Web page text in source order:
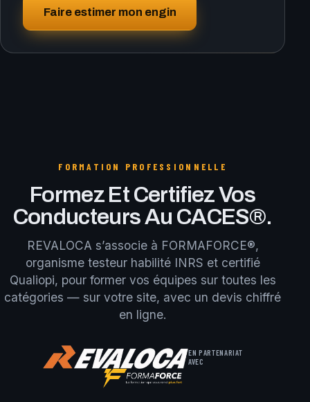
Faire estimer mon engin
FORMATION PROFESSIONNELLE
Formez Et Certifiez Vos
Conducteurs Au CACES®.
REVALOCA s’associe à FORMAFORCE®,
organisme testeur habilité INRS et certifié
Qualiopi, pour former vos équipes sur toutes les
catégories — sur votre site, avec un devis chiffré
en ligne.
EN PARTENARIAT
AVEC